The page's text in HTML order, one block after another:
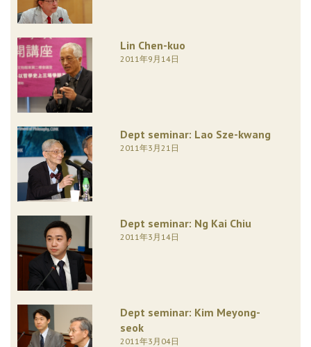
Lin Chen-kuo
2011年9月14日
Dept seminar: Lao Sze-kwang
2011年3月21日
Dept seminar: Ng Kai Chiu
2011年3月14日
Dept seminar: Kim Meyong-
seok
2011年3月04日